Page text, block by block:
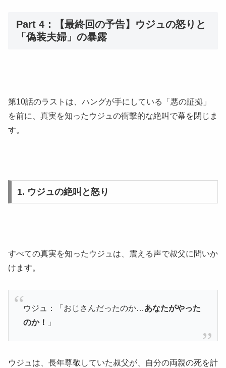
Part 4：【最終回の予告】ウジュの怒りと
「偽装夫婦」の暴露
第10話のラストは、ハングが手にしている「悪の証拠」
を前に、真実を知ったウジュの衝撃的な絶叫で幕を閉じま
す。
1. ウジュの絶叫と怒り
すべての真実を知ったウジュは、震える声で叔父に問いか
けます。
ウジュ：「おじさんだったのか…あなたがやった
のか！
」
ウジュは、長年尊敬していた叔父が、自分の両親の死を計